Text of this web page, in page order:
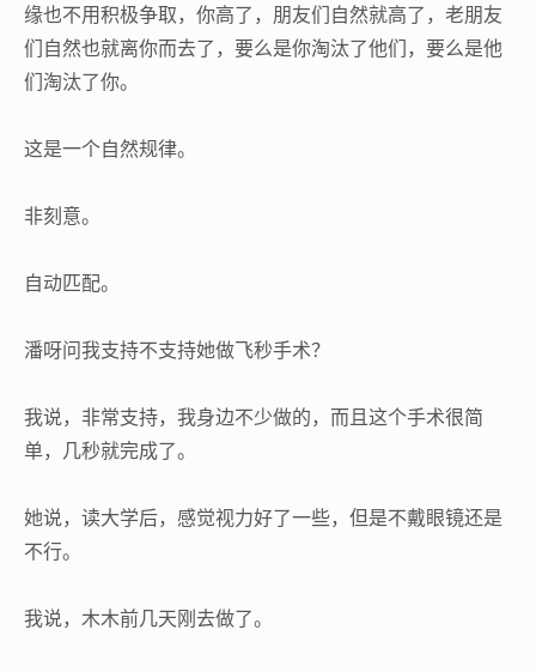
缘也不用积极争取，你高了，朋友们自然就高了，老朋友
们自然也就离你而去了，要么是你淘汰了他们，要么是他
们淘汰了你。
这是一个自然规律。
非刻意。
自动匹配。
潘呀问我支持不支持她做飞秒手术？
我说，非常支持，我身边不少做的，而且这个手术很简
单，几秒就完成了。
她说，读大学后，感觉视力好了一些，但是不戴眼镜还是
不行。
我说，木木前几天刚去做了。